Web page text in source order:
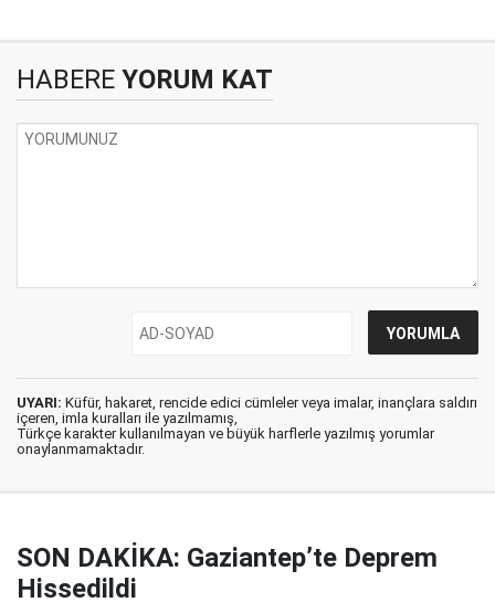
HABERE YORUM KAT
UYARI: Küfür, hakaret, rencide edici cümleler veya imalar, inançlara saldırı
içeren, imla kuralları ile yazılmamış,
Türkçe karakter kullanılmayan ve büyük harflerle yazılmış yorumlar
onaylanmamaktadır.
SON DAKİKA: Gaziantep’te Deprem
Hissedildi